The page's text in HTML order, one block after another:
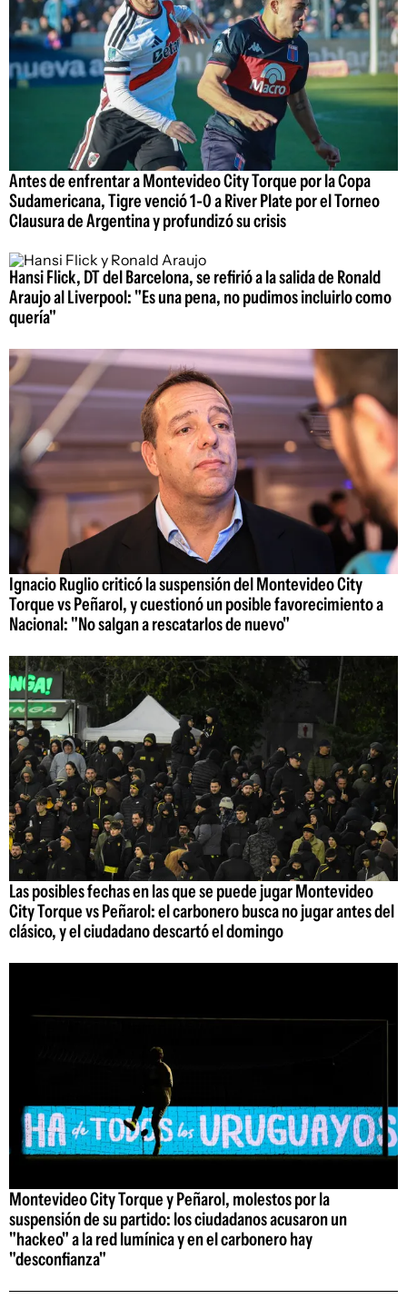
Antes de enfrentar a Montevideo City Torque por la Copa
Sudamericana, Tigre venció 1-0 a River Plate por el Torneo
Clausura de Argentina y profundizó su crisis
Hansi Flick, DT del Barcelona, se refirió a la salida de Ronald
Araujo al Liverpool: "Es una pena, no pudimos incluirlo como
quería"
Ignacio Ruglio criticó la suspensión del Montevideo City
Torque vs Peñarol, y cuestionó un posible favorecimiento a
Nacional: "No salgan a rescatarlos de nuevo"
Las posibles fechas en las que se puede jugar Montevideo
City Torque vs Peñarol: el carbonero busca no jugar antes del
clásico, y el ciudadano descartó el domingo
Montevideo City Torque y Peñarol, molestos por la
suspensión de su partido: los ciudadanos acusaron un
"hackeo" a la red lumínica y en el carbonero hay
"desconfianza"